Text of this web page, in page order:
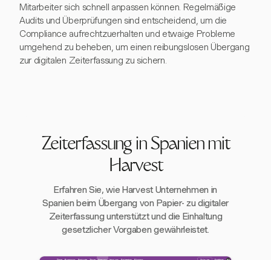
Mitarbeiter sich schnell anpassen können. Regelmäßige
Audits und Überprüfungen sind entscheidend, um die
Compliance aufrechtzuerhalten und etwaige Probleme
umgehend zu beheben, um einen reibungslosen Übergang
zur digitalen Zeiterfassung zu sichern.
Zeiterfassung in Spanien mit
Harvest
Erfahren Sie, wie Harvest Unternehmen in
Spanien beim Übergang von Papier- zu digitaler
Zeiterfassung unterstützt und die Einhaltung
gesetzlicher Vorgaben gewährleistet.